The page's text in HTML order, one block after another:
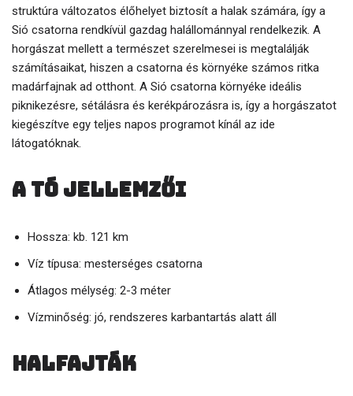
struktúra változatos élőhelyet biztosít a halak számára, így a
Sió csatorna rendkívül gazdag halállománnyal rendelkezik. A
horgászat mellett a természet szerelmesei is megtalálják
számításaikat, hiszen a csatorna és környéke számos ritka
madárfajnak ad otthont. A Sió csatorna környéke ideális
piknikezésre, sétálásra és kerékpározásra is, így a horgászatot
kiegészítve egy teljes napos programot kínál az ide
látogatóknak.
A tó jellemzői
Hossza: kb. 121 km
Víz típusa: mesterséges csatorna
Átlagos mélység: 2-3 méter
Vízminőség: jó, rendszeres karbantartás alatt áll
Halfajták